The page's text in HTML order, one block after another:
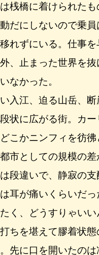
桟橋に着けられたも
だにしないので乗
れずにいる。仕事
、止まった世界を
なかった。
入江、迫る山岳、断
状に広がる街。カ
こかニンフィを彷
市としての規模の
段違いで、静寂の
耳が痛いくらいだっ
たく、どうすりゃい
ちを堪えて膠着状態
先に口を開いたの